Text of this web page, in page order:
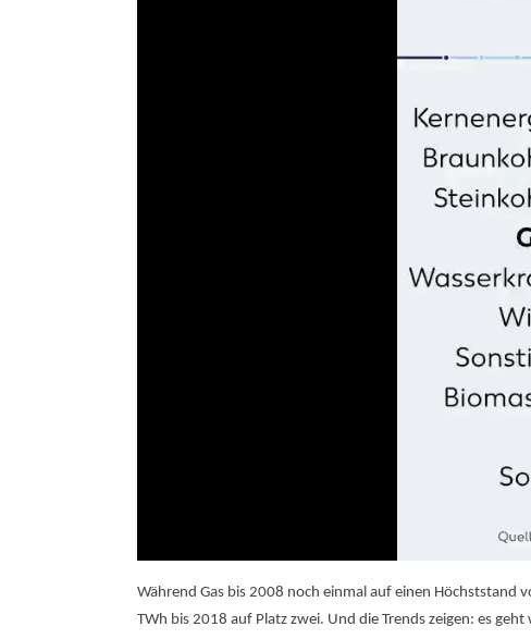
Während Gas bis 2008 noch einmal auf einen Höchststand
TWh bis 2018 auf Platz zwei. Und die Trends zeigen: es